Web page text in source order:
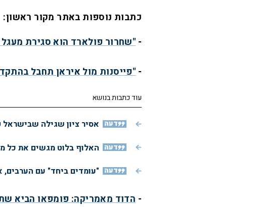
כתבות נוספות באתר מקור ראשון:
- "שחרור פולארד הוא סגירת
- "פייסנות מול איראן תחבל
עוד כתבות בנושא
דעה אסיר ציון שגילה
דעה האלוף בלוט מגשים את כל
דעה "עומדים ביחד" עם הערבים,
- הדוד מאמריקה: פומפאו הביא